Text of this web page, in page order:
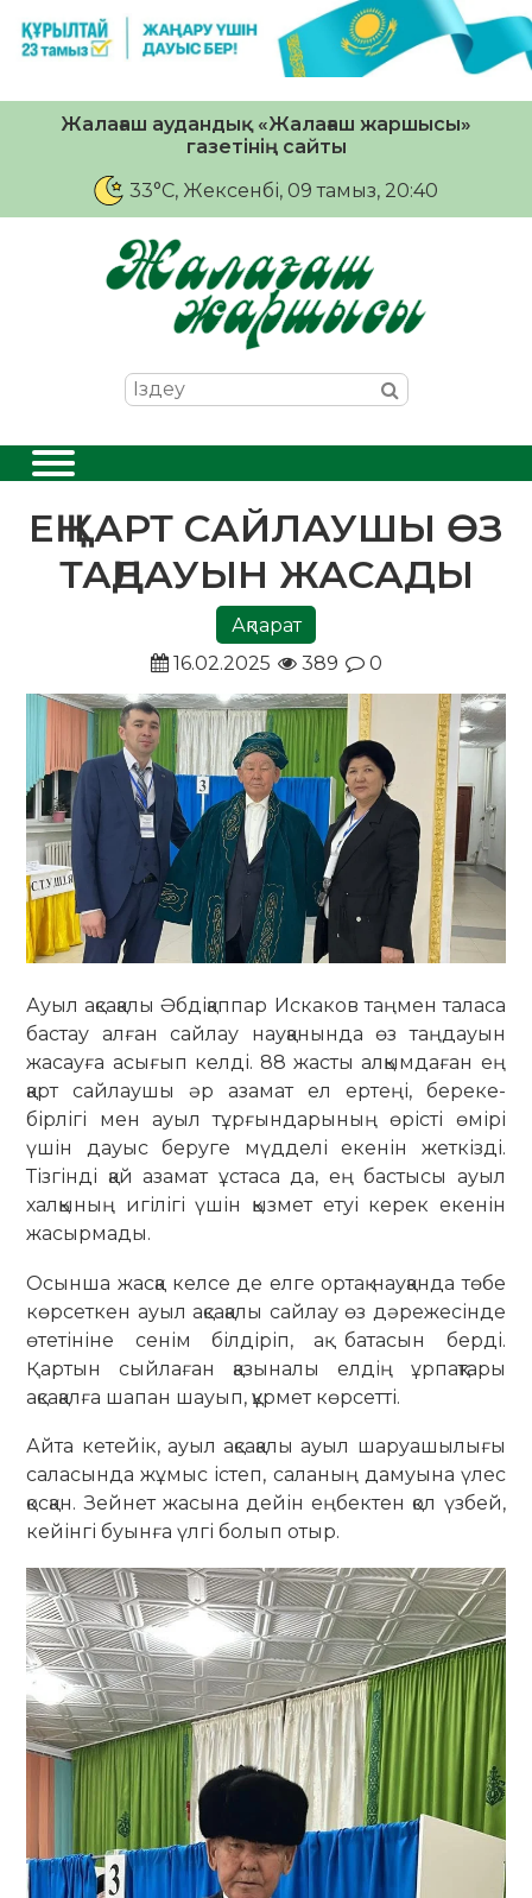
Жалағаш аудандық «Жалағаш жаршысы»
газетінің сайты
33°C, Жексенбі, 09 тамыз, 20:40
ЕҢ ҚАРТ САЙЛАУШЫ ӨЗ
ТАҢДАУЫН ЖАСАДЫ
Ақпарат
16.02.2025
389 0
Ауыл ақсақалы Әбдіқаппар Искаков таңмен таласа
бастау алған сайлау науқанында өз таңдауын
жасауға асығып келді. 88 жасты алқымдаған ең
қарт сайлаушы әр азамат ел ертеңі, береке-
бірлігі мен ауыл тұрғындарының өрісті өмірі
үшін дауыс беруге мүдделі екенін жеткізді.
Тізгінді қай азамат ұстаса да, ең бастысы ауыл
халқының игілігі үшін қызмет етуі керек екенін
жасырмады.
Осынша жасқа келсе де елге ортақ науқанда төбе
көрсеткен ауыл ақсақалы сайлау өз дәрежесінде
өтетініне сенім білдіріп, ақ батасын берді.
Қартын сыйлаған қазыналы елдің ұрпақтары
ақсақалға шапан шауып, құрмет көрсетті.
Айта кетейік, ауыл ақсақалы ауыл шаруашылығы
саласында жұмыс істеп, саланың дамуына үлес
қосқан. Зейнет жасына дейін еңбектен қол үзбей,
кейінгі буынға үлгі болып отыр.